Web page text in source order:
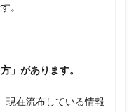
。
」があります。
現在流布している情報